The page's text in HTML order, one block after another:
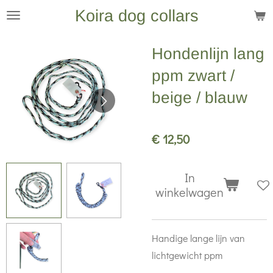
Ga
hoofdinhoud
Koira dog collars
Hondenlijn lang
ppm zwart /
beige / blauw
€ 12,50
In
winkelwagen
Handige lange lijn van
lichtgewicht ppm